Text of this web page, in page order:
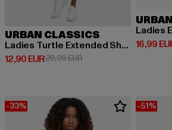
URBAN CLASSICS
Ladies Turtle Extended Shoulder
12,90 EUR
Derzeitiger Preis: 12,90 EUR
29,99 EURAktionspreis: 29,99 EUR
16,99
-33% -51%